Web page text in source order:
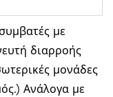
με
διαρροής
μονάδες
Ανάλογα με